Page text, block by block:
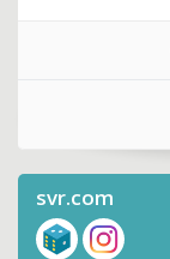
svr.com